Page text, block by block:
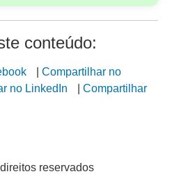
conteúdo:
Compartilhar no
no LinkedIn
Compartilhar
reservados